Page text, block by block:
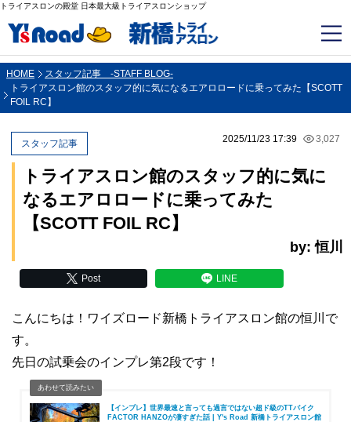
トライアスロンの殿堂 日本最大級トライアスロンショップ
HOME
スタッフ記事 -STAFF BLOG-
トライアスロン館のスタッフ的に気になるエアロロードに乗ってみた【SCOTT
FOIL RC】
2025/11/23 17:39 3,027
スタッフ記事
トライアスロン館のスタッフ的に気に
なるエアロロードに乗ってみた
【SCOTT FOIL RC】
by: 恒川
Post LINE
こんにちは！ワイズロード新橋トライアスロン館の恒川で
す。
先日の試乗会のインプレ第2段です！
【インプレ】世界最速と言っても過言ではない超ド級のTTバイク
FACTOR HANZOが凄すぎた話 | Y's Road 新橋トライアスロン館